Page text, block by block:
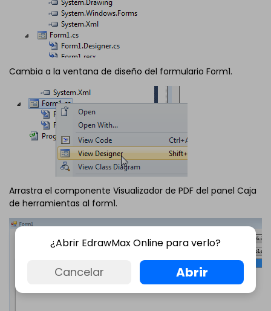
Cambia a la ventana de diseño del formulario Form1.
Arrastra el componente Visualizador de PDF del panel Caja
de herramientas al form1.
¿Abrir EdrawMax Online para verlo?
Cancelar Abrir